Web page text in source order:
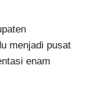
menjadi pusat
enam